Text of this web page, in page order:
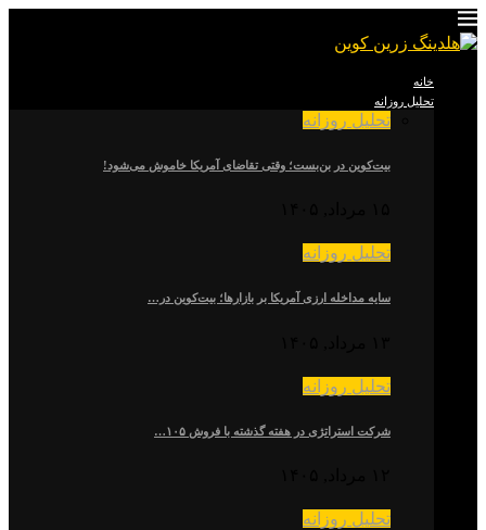
خانه
تحلیل روزانه
تحلیل روزانه
بیت‌کوین در بن‌بست؛ وقتی تقاضای آمریکا خاموش می‌شود!
تحلیل روزانه
سایه مداخله ارزی آمریکا بر بازارها؛ بیت‌کوین در…
تحلیل روزانه
شرکت استراتژی در هفته گذشته با فروش ۱۰۵…
تحلیل روزانه